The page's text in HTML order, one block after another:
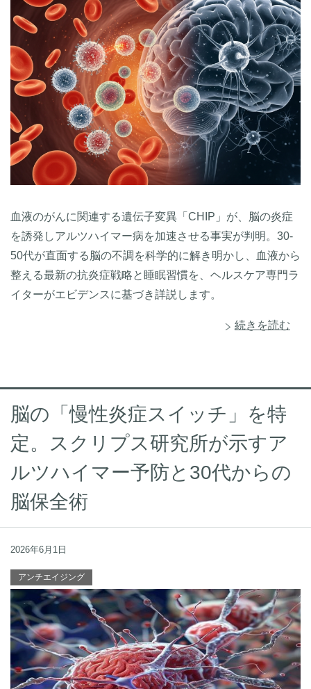
血液のがんに関連する遺伝子変異「CHIP」が、脳の炎症
を誘発しアルツハイマー病を加速させる事実が判明。30-
50代が直面する脳の不調を科学的に解き明かし、血液から
整える最新の抗炎症戦略と睡眠習慣を、ヘルスケア専門ラ
イターがエビデンスに基づき詳説します。
続きを読む
脳の「慢性炎症スイッチ」を特
定。スクリプス研究所が示すア
ルツハイマー予防と30代からの
脳保全術
2026年6月1日
アンチエイジング